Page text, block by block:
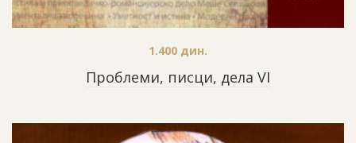
Проблеми, писци, дела VI
1.400 дин.